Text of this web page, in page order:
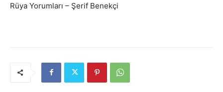
Rüya Yorumları – Şerif Benekçi